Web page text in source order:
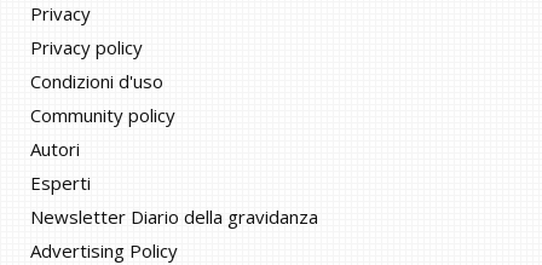
Privacy
Privacy policy
Condizioni d'uso
Community policy
Autori
Esperti
Newsletter Diario della gravidanza
Advertising Policy